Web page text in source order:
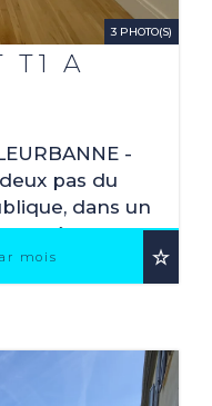
3 PHOTO(S)
T1 A
mois
-
pas du
dans un
récemment
situé au